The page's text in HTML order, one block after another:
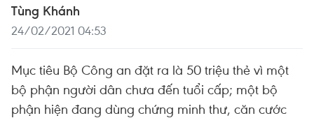
Tùng Khánh
24/02/2021 04:53
Mục tiêu Bộ Công an đặt ra là 50 triệu thẻ vì một
bộ phận người dân chưa đến tuổi cấp; một bộ
phận hiện đang dùng chứng minh thư, căn cước